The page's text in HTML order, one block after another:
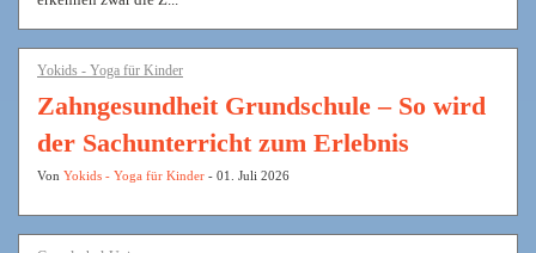
Yokids - Yoga für Kinder
Zahngesundheit Grundschule – So wird
der Sachunterricht zum Erlebnis
Von Yokids - Yoga für Kinder - 01. Juli 2026